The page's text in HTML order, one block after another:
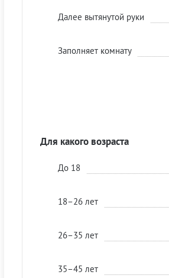
Далее вытянутой руки
Заполняет комнату
Для какого возраста
До 18
18–26 лет
26–35 лет
35–45 лет